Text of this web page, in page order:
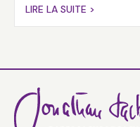
LIRE LA SUITE >